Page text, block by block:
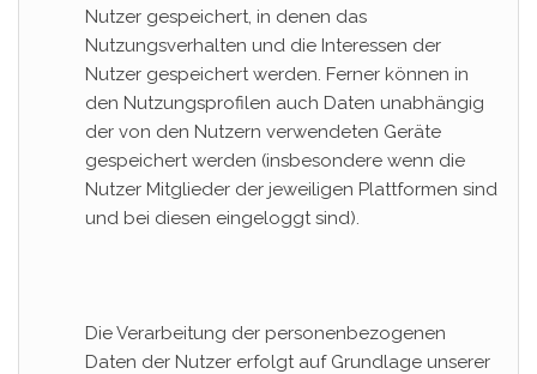
Nutzer gespeichert, in denen das
Nutzungsverhalten und die Interessen der
Nutzer gespeichert werden. Ferner können in
den Nutzungsprofilen auch Daten unabhängig
der von den Nutzern verwendeten Geräte
gespeichert werden (insbesondere wenn die
Nutzer Mitglieder der jeweiligen Plattformen sind
und bei diesen eingeloggt sind).
Die Verarbeitung der personenbezogenen
Daten der Nutzer erfolgt auf Grundlage unserer